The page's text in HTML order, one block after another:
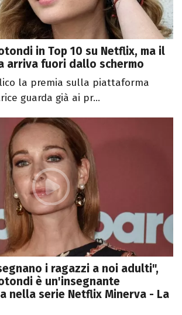
in Top 10 su Netflix, ma il
arriva fuori dallo schermo
la premia sulla piattaforma
guarda già ai pr...
i ragazzi a noi adulti",
è un'insegnante
nella serie Netflix Minerva - La